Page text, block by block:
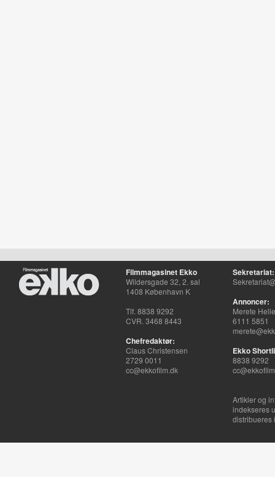
Filmmagasinet Ekko
Wildersgade 32, 2. sal
1408 København K
Tlf. 8838 9292
CVR. 3468 8443
Chefredaktør:
Claus Christensen
2729 0011
cc@ekkofilm.dk
Sekretariat:
Annoncer:
Merete
6111 5851
Ekko
8838 9292
Artikler og
indekseres
distribueres